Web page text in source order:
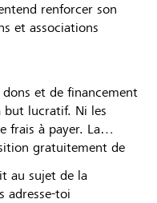
renforcer son
et associations
et de financement
but lucratif. Ni les
frais à payer. La
gratuitement de
au sujet de la
adresse-toi